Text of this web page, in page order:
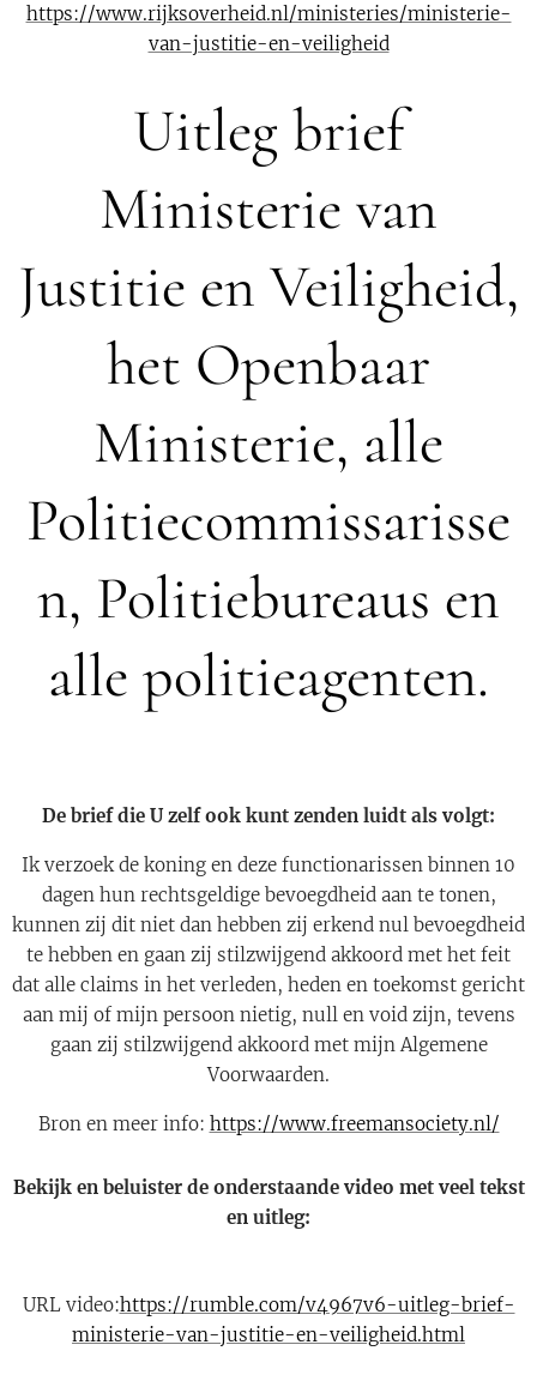
https://www.rijksoverheid.nl/ministeries/ministerie-
van-justitie-en-veiligheid
Uitleg brief
Ministerie van
Justitie en Veiligheid,
het Openbaar
Ministerie, alle
Politiecommissarisse
n, Politiebureaus en
alle politieagenten.
De brief die U zelf ook kunt zenden luidt als volgt:
Ik verzoek de koning en deze functionarissen binnen 10
dagen hun rechtsgeldige bevoegdheid aan te tonen,
kunnen zij dit niet dan hebben zij erkend nul bevoegdheid
te hebben en gaan zij stilzwijgend akkoord met het feit
dat alle claims in het verleden, heden en toekomst gericht
aan mij of mijn persoon nietig, null en void zijn, tevens
gaan zij stilzwijgend akkoord met mijn Algemene
Voorwaarden.
Bron en meer info: https://www.freemansociety.nl/
Bekijk en beluister de onderstaande video met veel tekst
en uitleg:
URL video:https://rumble.com/v4967v6-uitleg-brief-
ministerie-van-justitie-en-veiligheid.html